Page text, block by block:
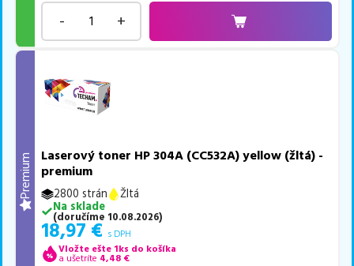
- +
Premium
Laserový toner HP 304A (CC532A) yellow (žltá) -
premium
2800 strán
Žltá
Na sklade
(doručíme 10.08.2026)
18,97 € s DPH
Vložte ešte 1ks do košíka
a ušetríte 4,48 €